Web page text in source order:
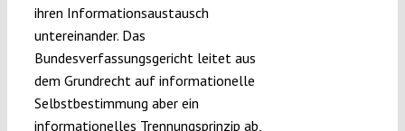
ihren Informationsaustausch
untereinander. Das
Bundesverfassungsgericht leitet aus
dem Grundrecht auf informationelle
Selbstbestimmung aber ein
informationelles Trennungsprinzip ab,